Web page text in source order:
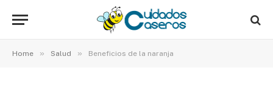
Home » Salud » Beneficios de la naranja